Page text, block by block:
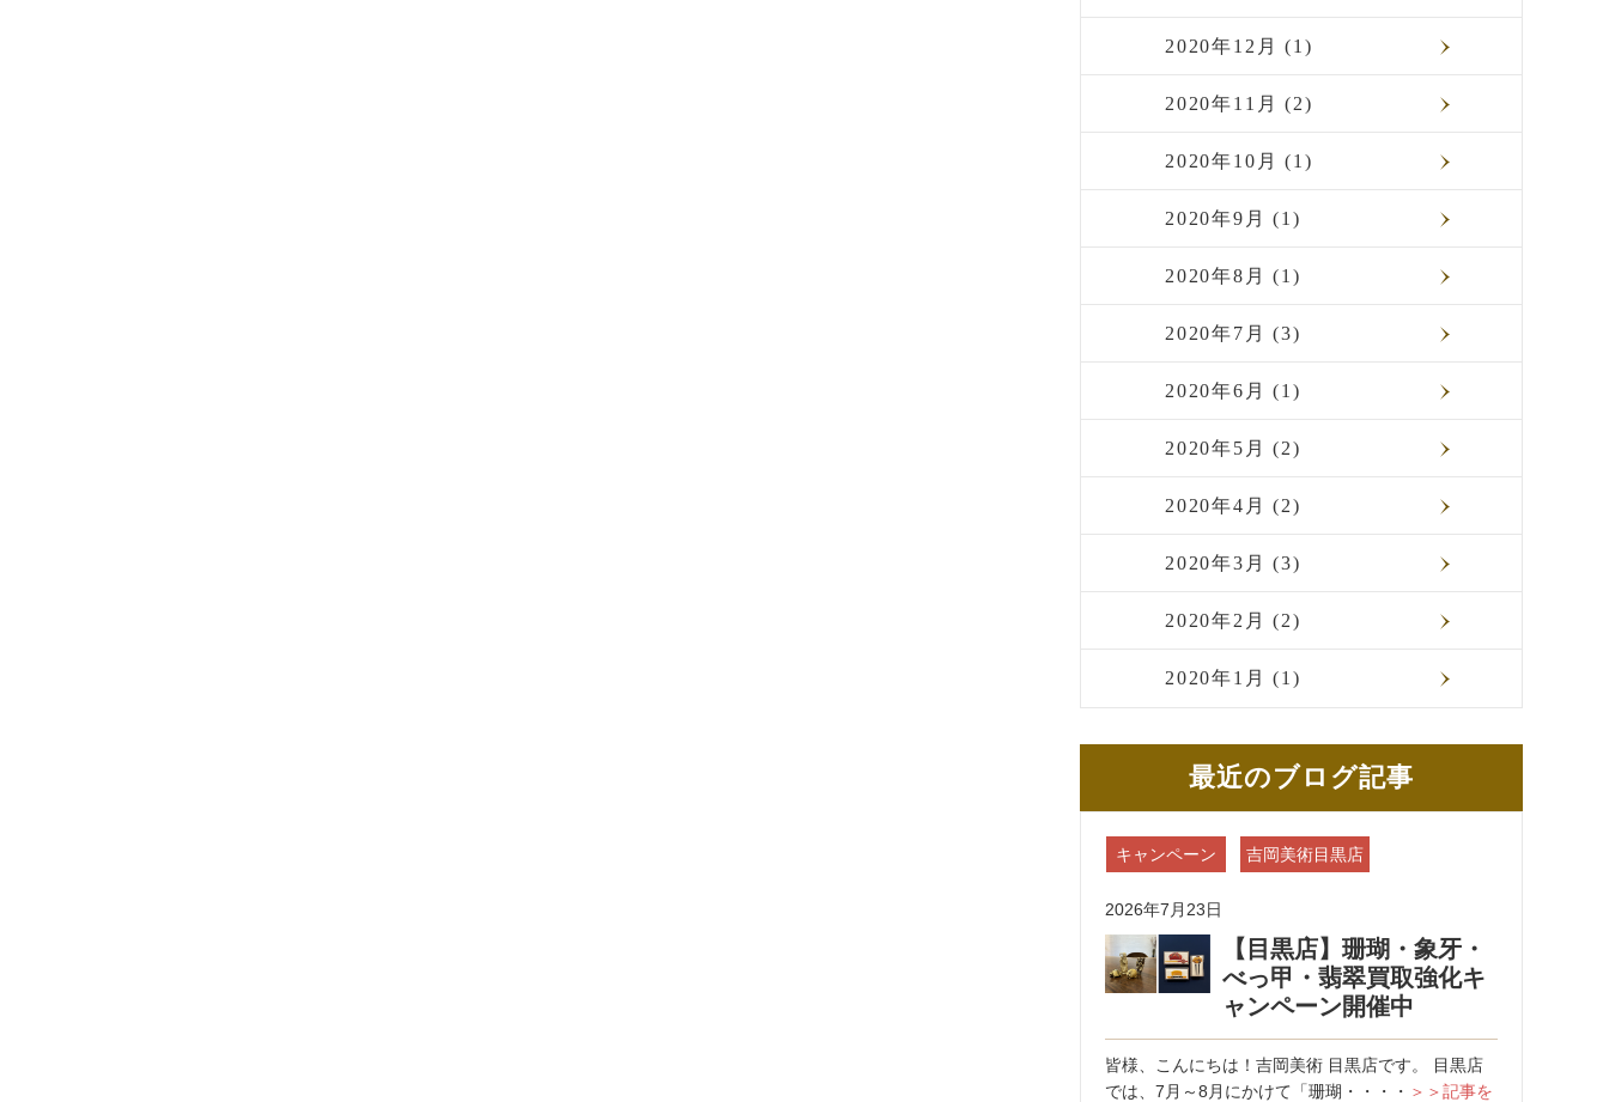
2020年12月 (1)
2020年11月 (2)
2020年10月 (1)
2020年9月 (1)
2020年8月 (1)
2020年7月 (3)
2020年6月 (1)
2020年5月 (2)
2020年4月 (2)
2020年3月 (3)
2020年2月 (2)
2020年1月 (1)
最近のブログ記事
キャンペーン 吉岡美術目黒店
2026年7月23日
【目黒店】珊瑚・象牙・
べっ甲・翡翠買取強化キ
ャンペーン開催中
皆様、こんにちは！吉岡美術 目黒店です。 目黒店
では、7月～8月にかけて「珊瑚・・・・ ＞＞記事を